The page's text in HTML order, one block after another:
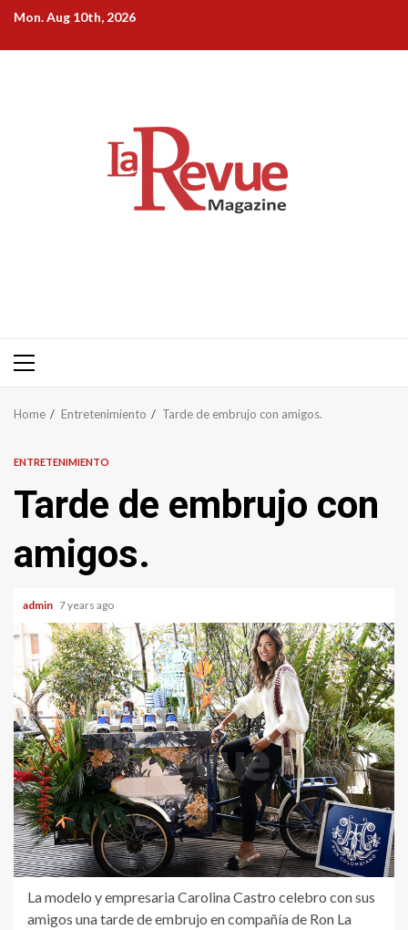
Skip
content
Mon. Aug 10th, 2026
Primary
Home Entretenimiento Tarde de embrujo con amigos.
ENTRETENIMIENTO
Tarde de embrujo con
amigos.
admin 7 years ago
La modelo y empresaria Carolina Castro celebro con sus
amigos una tarde de embrujo en compañía de Ron La